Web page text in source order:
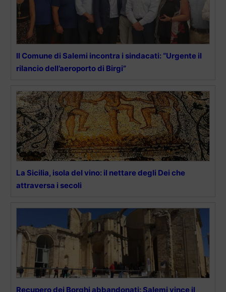
Il Comune di Salemi incontra i sindacati: “Urgente il
rilancio dell’aeroporto di Birgi”
La Sicilia, isola del vino: il nettare degli Dei che
attraversa i secoli
Recupero dei Borghi abbandonati: Salemi vince il